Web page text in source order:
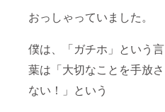
おっしゃっていました。
僕は、「ガチホ」という言
葉は「大切なことを手放さ
ない！」という